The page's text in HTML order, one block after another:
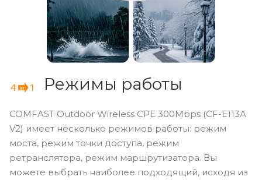
Режимы работы
COMFAST Outdoor Wireless CPE 300Mbps (CF-E113A
V2) имеет несколько режимов работы: режим
моста, режим точки доступа, режим
ретранслятора, режим маршрутизатора. Вы
можете выбрать наиболее подходящий, исходя из